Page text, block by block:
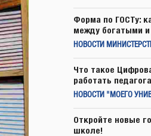
Форма по ГОСТу:
между богатыми
НОВОСТИ
Что такое
работать
НОВОСТИ "МОЕГО
Откройте новые
школе!